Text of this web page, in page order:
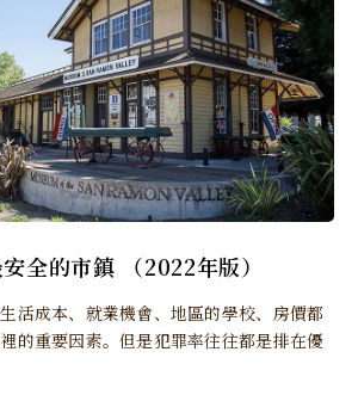
全的市鎮 （2022年版）
活成本、就業機會、地區的學校、房價都
的重要因素。但是犯罪率往往都是排在優